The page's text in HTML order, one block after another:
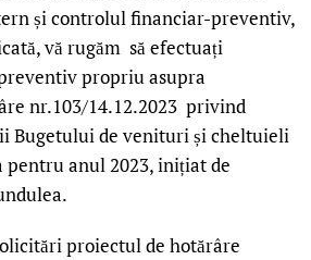
și controlul financiar-preventiv,
vă rugăm să efectuați
propriu asupra
nr.103/14.12.2023 privind
Bugetului de venituri și cheltuieli
pentru anul 2023, inițiat de
proiectul de hotărâre